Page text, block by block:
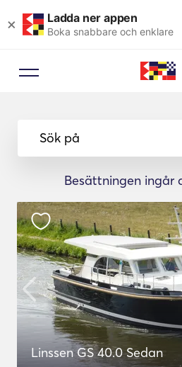
× Ladda ner appen
Boka snabbare och enklare
Sök på
Besättningen ingår
Linssen GS 40.0 Sedan